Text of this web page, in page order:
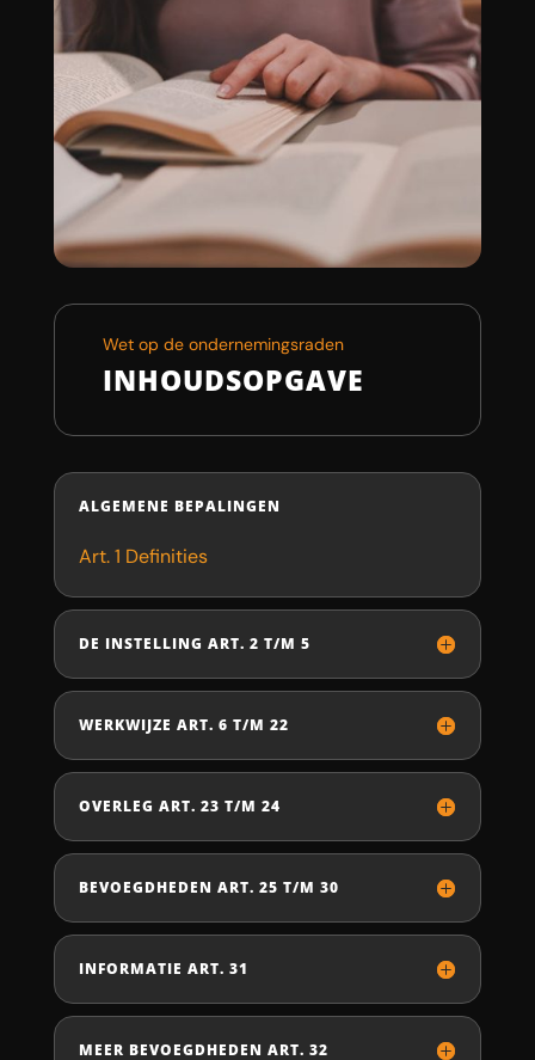
Wet op de ondernemingsraden
INHOUDSOPGAVE
ALGEMENE BEPALINGEN
Art. 1 Definities
DE INSTELLING ART. 2 T/M 5
WERKWIJZE ART. 6 T/M 22
OVERLEG ART. 23 T/M 24
BEVOEGDHEDEN ART. 25 T/M 30
INFORMATIE ART. 31
MEER BEVOEGDHEDEN ART. 32